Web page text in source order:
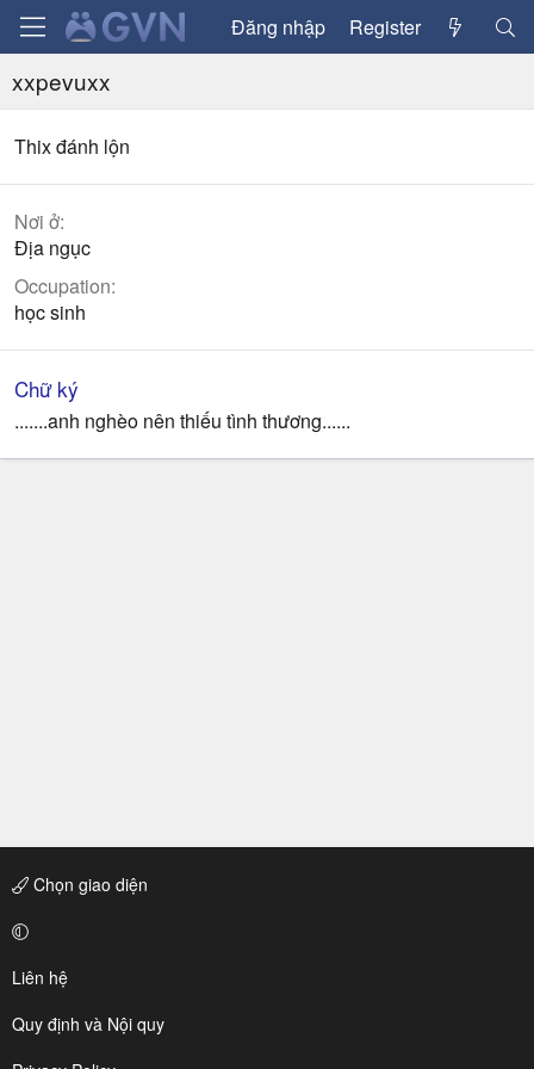
Đăng nhập Register
xxpevuxx
Thix đánh lộn
Nơi ở
Địa ngục
Occupation
học sinh
Chữ ký
.......anh nghèo nên thiếu tình thương......
Chọn giao diện
Liên hệ
Quy định và Nội quy